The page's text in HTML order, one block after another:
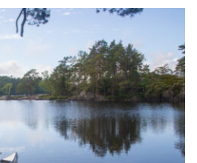
semaine
l’aventure
canoë
trip